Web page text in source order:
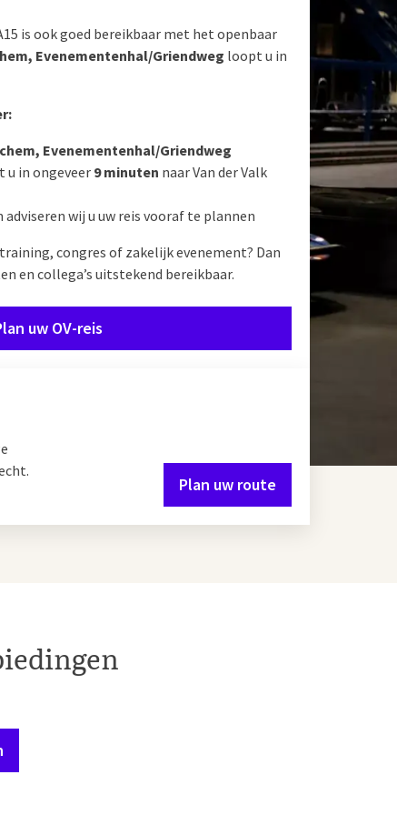
is ook goed bereikbaar met het openbaar
Evenementenhal/Griendweg loopt u in
Evenementenhal/Griendweg
u in ongeveer 9 minuten naar Van der Valk
wij u uw reis vooraf te plannen
congres of zakelijk evenement? Dan
en collega’s uitstekend bereikbaar.
uw OV-reis
Plan uw route